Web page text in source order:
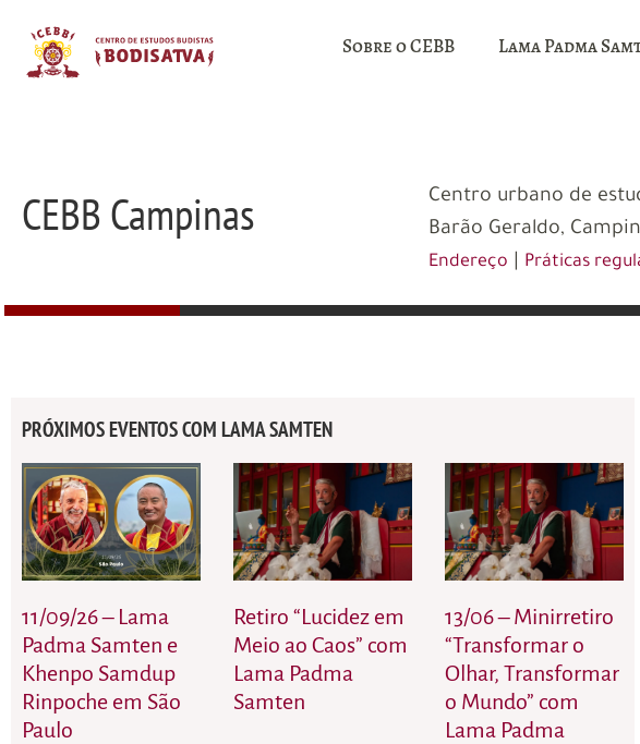
Sobre o CEBB Lama Padma
CEBB Campinas
Centro urbano de
Barão Geraldo,
Endereço Práticas
PRÓXIMOS EVENTOS COM LAMA SAMTEN
11/09/26 – Lama
Padma Samten e
Khenpo Samdup
Rinpoche em São
Paulo
Retiro “Lucidez em
Meio ao Caos” com
Lama Padma
Samten
13/06 – Minirretiro
“Transformar o
Olhar, Transformar
o Mundo” com
Lama Padma